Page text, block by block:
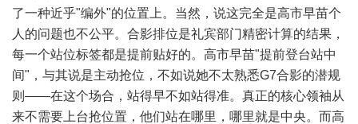
了一种近乎"编外"的位置上。当然，说这完全是高市早苗个
人的问题也不公平。合影排位是礼宾部门精密计算的结果，
每一个站位标签都是提前贴好的。高市早苗"提前登台站中
间"，与其说是主动抢位，不如说她不太熟悉G7合影的潜规
则——在这个场合，站得早不如站得准。真正的核心领袖从
来不需要上台抢位置，他们站在哪里，哪里就是中央。而高